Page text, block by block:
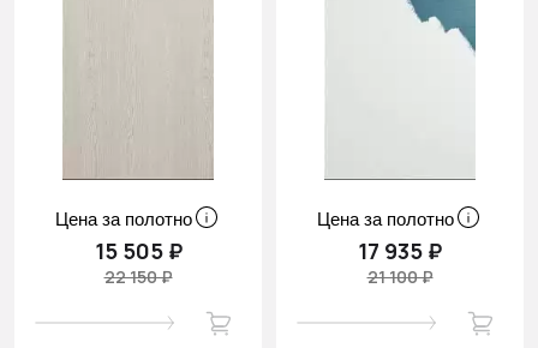
Цена за полотно
15 505 ₽
22 150 ₽
Цена за полотно
17 935 ₽
21 100 ₽